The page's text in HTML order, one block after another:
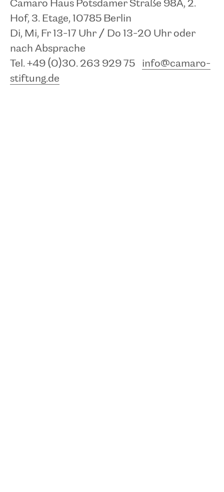
geöffnet, 24. und 31.12. geschlossen.
Schloss Friedenstein
Schlossplatz 1
99867 Gotha
Camaro Haus Potsdamer Straße 98A, 2.
Hof, 3. Etage, 10785 Berlin
Di, Mi, Fr 13-17 Uhr / Do 13-20 Uhr oder
nach Absprache
Tel. +49 (0)30. 263 929 75
info@camaro-
stiftung.de